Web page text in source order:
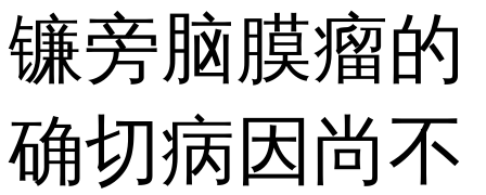
镰旁脑膜瘤的
确切病因尚不